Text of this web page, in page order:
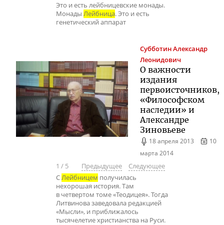
Это и есть лейбницевские монады.
Монады Лейбница. Это и есть
генетический аппарат
СубботинАлександр
Леонидович
О важности
издания
первоисточников,
«Философском
наследии» и
Александре
Зиновьеве
18 апреля 2013
10
марта 2014
1 / 5 Предыдущее
Следующее
СЛейбницем получилась
нехорошая история. Там
в четвертом томе «Теодицея». Тогда
Литвинова заведовала редакцией
«Мысли», и приближалось
тысячелетие христианства на Руси.